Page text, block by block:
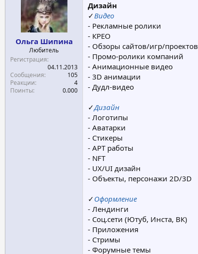
а
Ольга Шипина
Любитель
Регистрация
04.11.2013
Сообщения
105
Реакции
4
Поинты
0.000
Дизайн
✓Видео
- Рекламные ролики
- КРЕО
- Обзоры сайтов/игр/проектов
- Промо-ролики компаний
- Анимационные видео
- 3D анимации
- Дудл-видео
✓Дизайн
- Логотипы
- Аватарки
- Стикеры
- АРТ работы
- NFT
- UX/UI дизайн
- Объекты, персонажи 2D/3D
✓ Оформление
- Лендинги
- Соц.сети (Ютуб, Инста, ВК)
- Приложения
- Стримы
- Форумные темы